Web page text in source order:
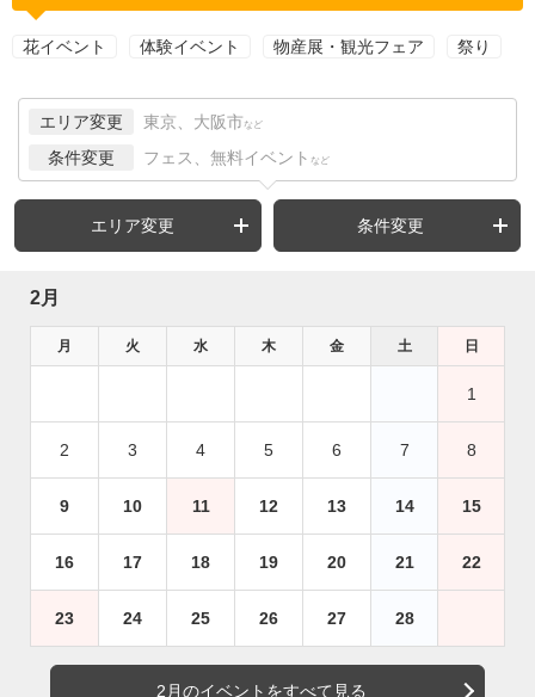
花イベント 体験イベント 物産展・観光フェア 祭り
エリア変更 東京、大阪市 など
条件変更 フェス、無料イベント など
エリア変更 条件変更
2月
月 火 水 木 金 土 日
1
2 3 4 5 6 7 8
9 10 11 12 13 14 15
16 17 18 19 20 21 22
23 24 25 26 27 28
2月のイベントをすべて見る